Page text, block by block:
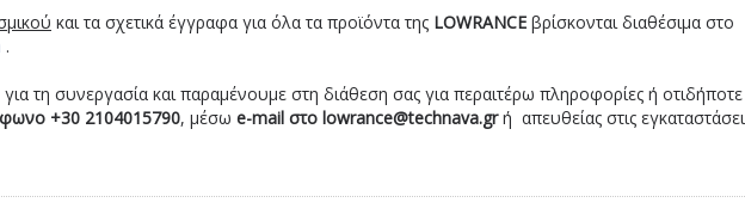
και τα σχετικά έγγραφα για όλα τα προϊόντα της LOWRANCE βρίσκονται διαθέσιμα στο
.
τη συνεργασία και παραμένουμε στη διάθεση σας για περαιτέρω πληροφορίες ή οτιδήποτε
+30 2104015790, μέσω e-mail στο lowrance@technava.grή απευθείας στις